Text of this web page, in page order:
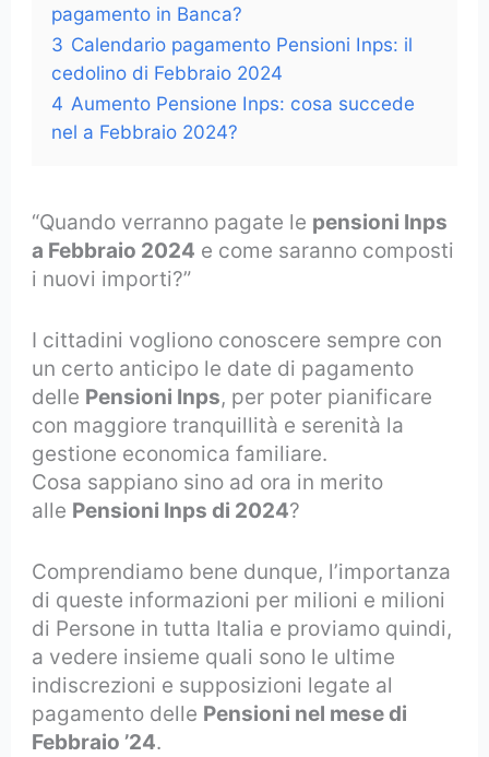
pagamento in Banca?
3 Calendario pagamento Pensioni Inps: il
cedolino di Febbraio 2024
4 Aumento Pensione Inps: cosa succede
nel a Febbraio 2024?
“Quando verranno pagate le pensioni Inps
a Febbraio 2024 e come saranno composti
i nuovi importi?”
I cittadini vogliono conoscere sempre con
un certo anticipo le date di pagamento
delle Pensioni Inps, per poter pianificare
con maggiore tranquillità e serenità la
gestione economica familiare.
Cosa sappiano sino ad ora in merito
alle Pensioni Inps di 2024?
Comprendiamo bene dunque, l’importanza
di queste informazioni per milioni e milioni
di Persone in tutta Italia e proviamo quindi,
a vedere insieme quali sono le ultime
indiscrezioni e supposizioni legate al
pagamento delle Pensioni nel mese di
Febbraio ’24.